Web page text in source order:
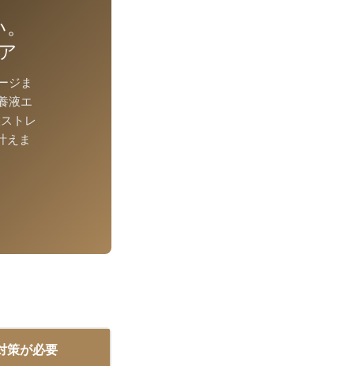
ジま
液エ
トレ
えま
策が必要